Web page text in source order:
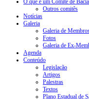
O que é um Comitê de
Outros comitês
Notícias
Galeria
Galeria de
Fotos
Galeria de Ex-
Agenda
Conteúdo
Legislação
Artigos
Palestras
Textos
Plano Estadual de